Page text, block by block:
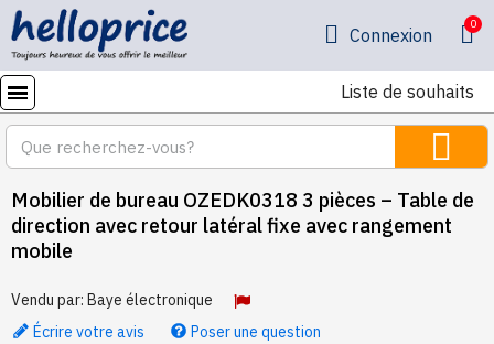
Connexion
Liste de souhaits
Mobilier de bureau OZEDK0318 3 pièces – Table de
direction avec retour latéral fixe avec rangement
mobile
Vendu par: Baye électronique
Écrire votre avis
Poser une question